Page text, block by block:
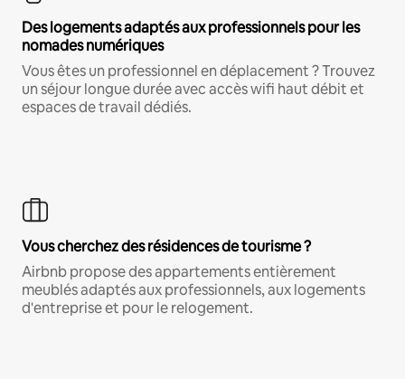
Des logements adaptés aux professionnels pour les
nomades numériques
Vous êtes un professionnel en déplacement ? Trouvez
un séjour longue durée avec accès wifi haut débit et
espaces de travail dédiés.
Vous cherchez des résidences de tourisme ?
Airbnb propose des appartements entièrement
meublés adaptés aux professionnels, aux logements
d'entreprise et pour le relogement.